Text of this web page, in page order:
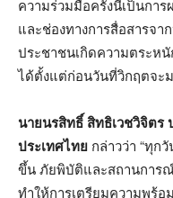
ความร่วมมือครั้งนี้เป็นกา
และช่องทางการสื่อสารจา
ประชาชนเกิดความตระห
ได้ตั้งแต่ก่อนวันที่วิกฤตจะ
นายนรสิทธิ์ สิทธิเวชวิจิตร
ประเทศไทย กล่าวว่า “ทุก
ขึ้น ภัยพิบัติและสถานการ
ทำให้การเตรียมความพร้